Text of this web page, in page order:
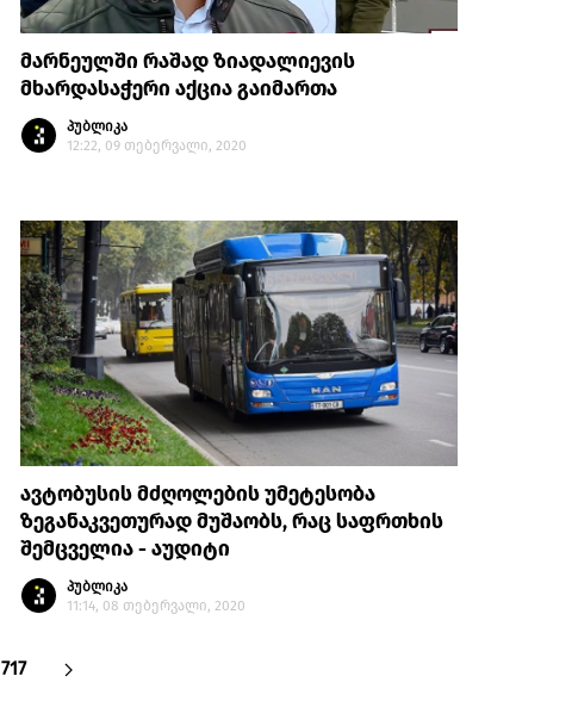
მარნეულში რაშად ზიადალიევის
მხარდასაჭერი აქცია გაიმართა
პუბლიკა
12:22, 09 თებერვალი, 2020
ავტობუსის მძღოლების უმეტესობა
ზეგანაკვეთურად მუშაობს, რაც საფრთხის
შემცველია - აუდიტი
პუბლიკა
11:14, 08 თებერვალი, 2020
717